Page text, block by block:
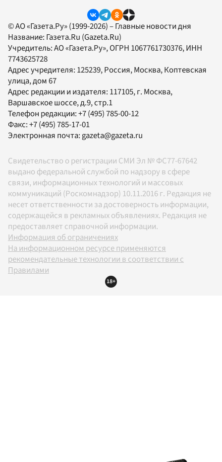
© АО «Газета.Ру» (1999-2026) – Главные новости дня
Название: Газета.Ru (Gazeta.Ru)
Учредитель:АО «Газета.Ру», ОГРН 1067761730376, ИНН
7743625728
Адрес учредителя: 125239, Россия, Москва, Коптевская
улица, дом 67
Адрес редакции и издателя: 117105, г. Москва,
Варшавское шоссе, д.9, стр.1
Телефон редакции:+7 (495) 785-00-12
Факс:+7 (495) 785-17-01
Электронная почта:gazeta@gazeta.ru
Свидетельство о регистрации СМИ Эл № ФС77-67642
выдано федеральной службой по надзору в сфере
связи, информационных технологий и массовых
коммуникаций (Роскомнадзор) 10.11.2016 г. Редакция не
несет ответственности за достоверность информации,
содержащейся в рекламных объявлениях. Редакция не
предоставляет справочной информации.
Информация об ограничениях
На информационном ресурсе применяются
рекомендательные технологии в соответствии с
Правилами
18+